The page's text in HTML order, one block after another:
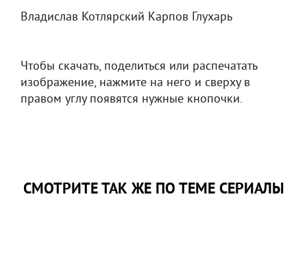
Владислав Котлярский Карпов Глухарь
Чтобы скачать, поделиться или распечатать
изображение, нажмите на него и сверху в
правом углу появятся нужные кнопочки.
СМОТРИТЕ ТАК ЖЕ ПО ТЕМЕ СЕРИАЛЫ